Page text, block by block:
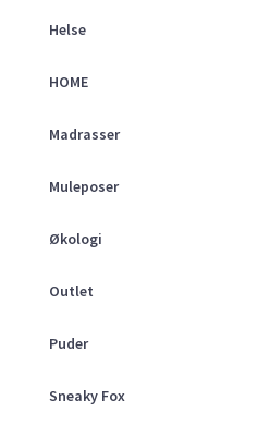
Helse
HOME
Madrasser
Muleposer
Økologi
Outlet
Puder
Sneaky Fox